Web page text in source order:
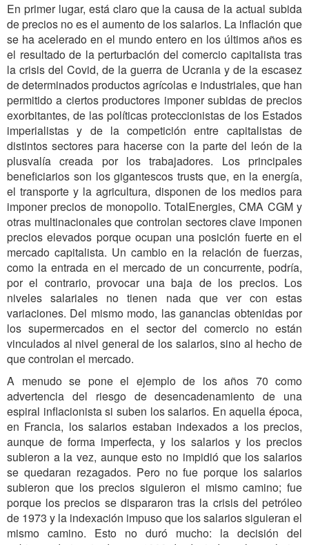
En primer lugar, está claro que la causa de la actual subida
de precios no es el aumento de los salarios. La inflación que
se ha acelerado en el mundo entero en los últimos años es
el resultado de la perturbación del comercio capitalista tras
la crisis del Covid, de la guerra de Ucrania y de la escasez
de determinados productos agrícolas e industriales, que han
permitido a ciertos productores imponer subidas de precios
exorbitantes, de las políticas proteccionistas de los Estados
imperialistas y de la competición entre capitalistas de
distintos sectores para hacerse con la parte del león de la
plusvalía creada por los trabajadores. Los principales
beneficiarios son los gigantescos trusts que, en la energía,
el transporte y la agricultura, disponen de los medios para
imponer precios de monopolio. TotalEnergies, CMA CGM y
otras multinacionales que controlan sectores clave imponen
precios elevados porque ocupan una posición fuerte en el
mercado capitalista. Un cambio en la relación de fuerzas,
como la entrada en el mercado de un concurrente, podría,
por el contrario, provocar una baja de los precios. Los
niveles salariales no tienen nada que ver con estas
variaciones. Del mismo modo, las ganancias obtenidas por
los supermercados en el sector del comercio no están
vinculados al nivel general de los salarios, sino al hecho de
que controlan el mercado.
A menudo se pone el ejemplo de los años 70 como
advertencia del riesgo de desencadenamiento de una
espiral inflacionista si suben los salarios. En aquella época,
en Francia, los salarios estaban indexados a los precios,
aunque de forma imperfecta, y los salarios y los precios
subieron a la vez, aunque esto no impidió que los salarios
se quedaran rezagados. Pero no fue porque los salarios
subieron que los precios siguieron el mismo camino; fue
porque los precios se dispararon tras la crisis del petróleo
de 1973 y la indexación impuso que los salarios siguieran el
mismo camino. Esto no duró mucho: la decisión del